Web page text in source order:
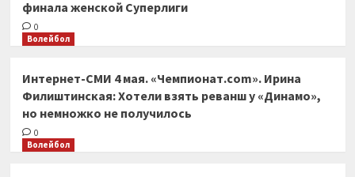
финала женской Суперлиги
0
Волейбол
Интернет-СМИ 4 мая. «Чемпионат.com». Ирина
Филиштинская: Хотели взять реванш у «Динамо»,
но немножко не получилось
0
Волейбол